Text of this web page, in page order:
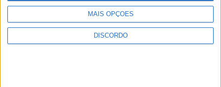
MAIS OPÇÕES
DISCORDO
7 de Agosto, 2026